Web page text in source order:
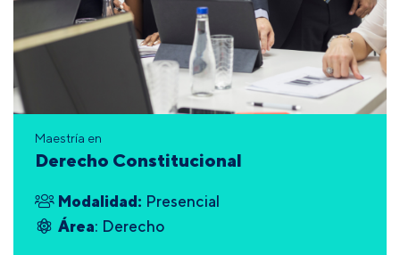
Maestría en
Derecho Constitucional
Modalidad: Presencial
Área: Derecho